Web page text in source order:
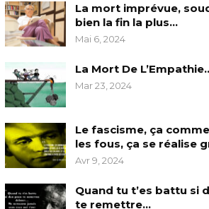
La mort imprévue,
bien la fin la plus…
Mai 6, 2024
La Mort De
Mar 23, 2024
Le fascisme, ça
les fous, ça se réalise
Avr 9, 2024
Quand tu t’es battu si
te remettre…